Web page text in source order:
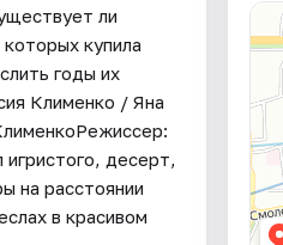
ли
купила
годы их
Клименко / Яна
десерт,
на расстоянии
в красивом